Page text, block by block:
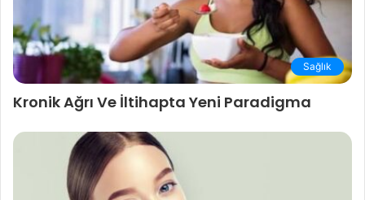
Sağlık
Kronik Ağrı Ve İltihapta Yeni Paradigma